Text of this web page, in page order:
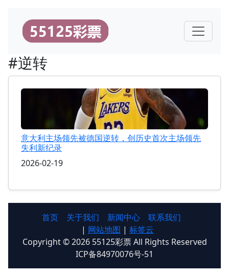
#逆转
意大利主场领先被德国逆转，创历史首次主场领先
失利新纪录
2026-02-19
首页 关于我们 新闻中心
联系我们
| 网站地图 | 标签云
Copyright © 2026 55125彩票 All Rights Reserved
ICP备84970076号-51